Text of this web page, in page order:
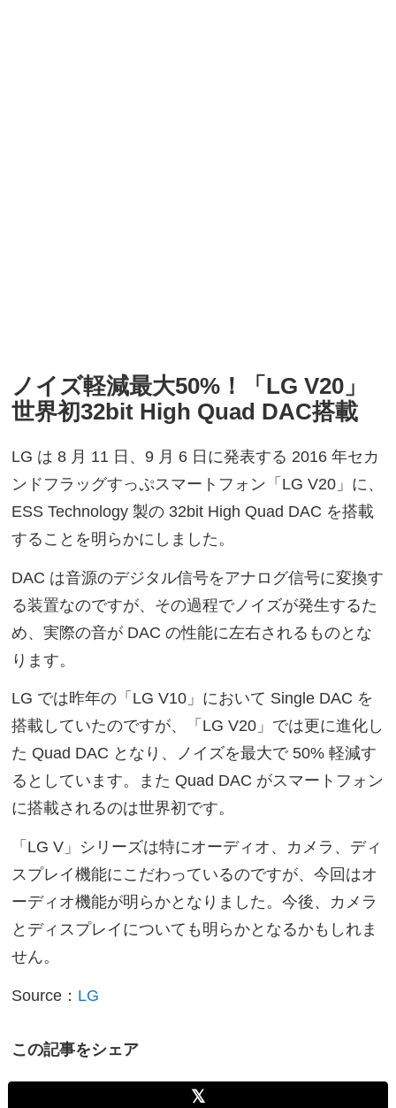
ノイズ軽減最大50%！「LG V20」
世界初32bit High Quad DAC搭載
LG は 8 月 11 日、9 月 6 日に発表する 2016 年セカ
ンドフラッグすっぷスマートフォン「LG V20」に、
ESS Technology 製の 32bit High Quad DAC を搭載
することを明らかにしました。
DAC は音源のデジタル信号をアナログ信号に変換す
る装置なのですが、その過程でノイズが発生するた
め、実際の音が DAC の性能に左右されるものとな
ります。
LG では昨年の「LG V10」において Single DAC を
搭載していたのですが、「LG V20」では更に進化し
た Quad DAC となり、ノイズを最大で 50% 軽減す
るとしています。また Quad DAC がスマートフォン
に搭載されるのは世界初です。
「LG V」シリーズは特にオーディオ、カメラ、ディ
スプレイ機能にこだわっているのですが、今回はオ
ーディオ機能が明らかとなりました。今後、カメラ
とディスプレイについても明らかとなるかもしれま
せん。
Source： LG
この記事をシェア
𝕏